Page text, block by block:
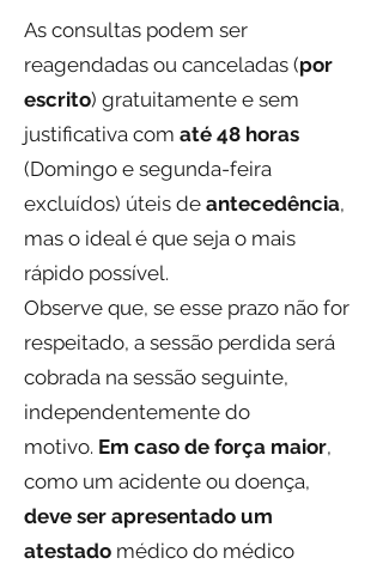
As consultas podem ser
reagendadas ou canceladas (por
escrito) gratuitamente e sem
justificativa com até 48 horas
(Domingo e segunda-feira
excluídos) úteis de antecedência,
mas o ideal é que seja o mais
rápido possível.
Observe que, se esse prazo não for
respeitado, a sessão perdida será
cobrada na sessão seguinte,
independentemente do
motivo. Em caso de força maior,
como um acidente ou doença,
deve ser apresentado um
atestado médico do médico